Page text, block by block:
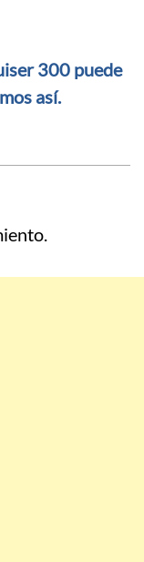
300 puede
así.